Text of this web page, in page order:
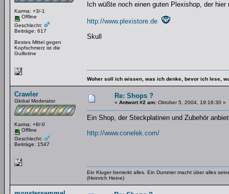
Karma: +3/-1
Offline
Geschlecht:
Beiträge: 617
Bestes Mittel gegen
Kopfschmerz ist die
Guillotine
Ich wüßte noch einen guten Plexishop, der
http://www.plexistore.de
Skull
Woher soll ich wissen, was ich denke, bevor ich lese,
Crawler
Global Moderator
Karma: +8/-0
Offline
Geschlecht:
Beiträge: 1547
Re: Shops ?
« Antwort #2 am: Oktober 5, 2004, 19:16:30 »
Ein Shop, der Steckplatinen und Zubehör
http://www.conelek.com/
Ein Kluger bemerkt alles. Ein Dummer macht über alles
(Heinrich Heine)